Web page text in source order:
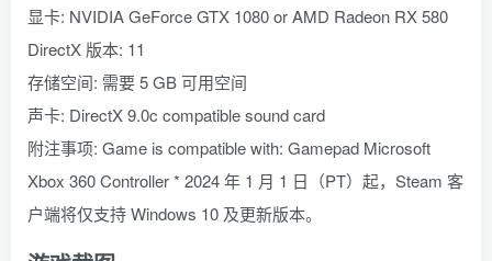
显卡: NVIDIA GeForce GTX 1080 or AMD Radeon RX 580
DirectX 版本: 11
存储空间: 需要 5 GB 可用空间
声卡: DirectX 9.0c compatible sound card
附注事项: Game is compatible with: Gamepad Microsoft
Xbox 360 Controller * 2024 年 1 月 1 日（PT）起，Steam 客
户端将仅支持 Windows 10 及更新版本。